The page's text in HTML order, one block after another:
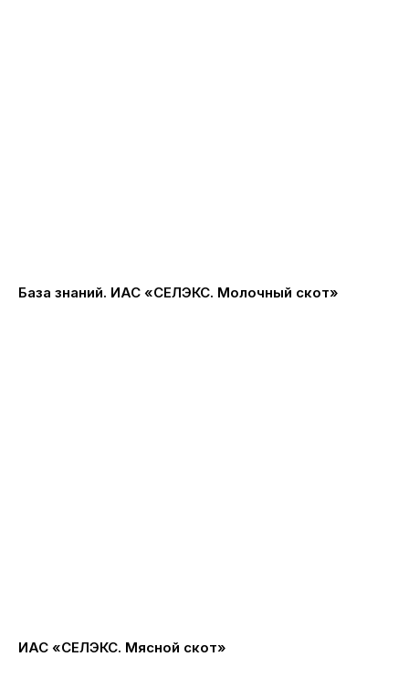
База знаний. ИАС «СЕЛЭКС. Молочный скот»
ИАС «СЕЛЭКС. Мясной скот»